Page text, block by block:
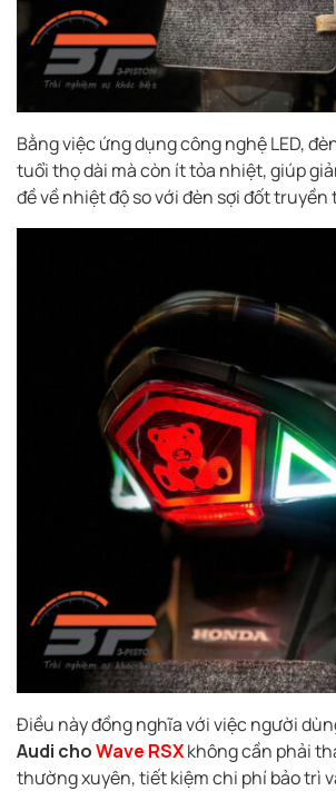
Bằng việc ứng dụng công nghệ LED,
tuổi thọ dài mà còn ít tỏa nhiệt, giúp
đề về nhiệt độ so với đèn sợi đốt truyền
Điều này đồng nghĩa với việc người
Audi choWave RSXkhông cần phải
thường xuyên, tiết kiệm chi phí bảo trì